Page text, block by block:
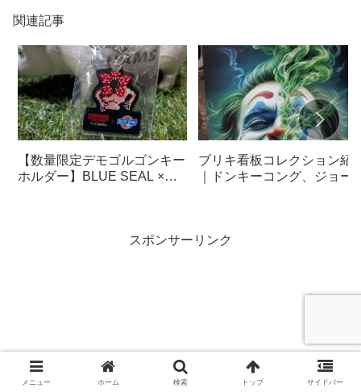
関連記事
【数量限定デモゴルゴンキー
ホルダー】BLUE SEAL ×
ブリキ看板コレクション紹
｜ドンキーコング、ジョー
スポンサーリンク
メニュー ホーム 検索 トップ サイドバー